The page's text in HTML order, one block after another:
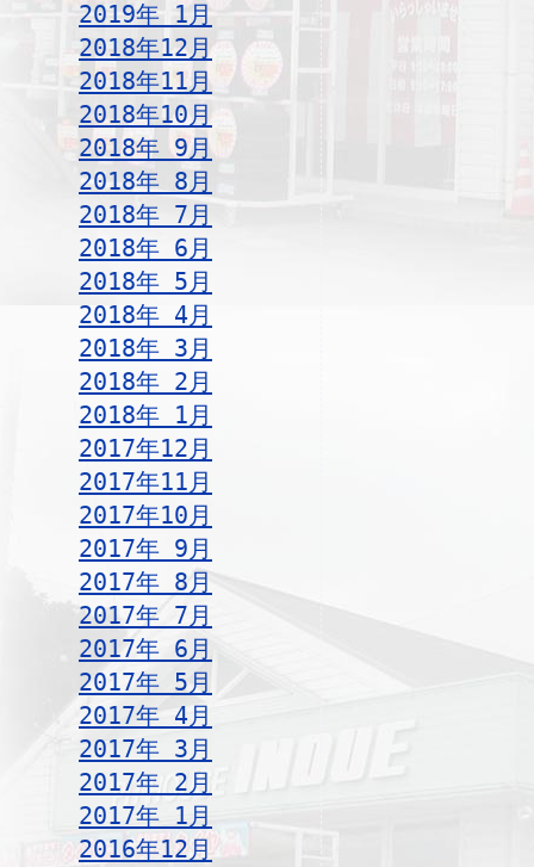
2019年 1月
2018年12月
2018年11月
2018年10月
2018年 9月
2018年 8月
2018年 7月
2018年 6月
2018年 5月
2018年 4月
2018年 3月
2018年 2月
2018年 1月
2017年12月
2017年11月
2017年10月
2017年 9月
2017年 8月
2017年 7月
2017年 6月
2017年 5月
2017年 4月
2017年 3月
2017年 2月
2017年 1月
2016年12月